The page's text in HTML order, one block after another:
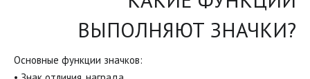
ВЫПОЛНЯЮТ ЗНАЧКИ?
Основные функции значков: